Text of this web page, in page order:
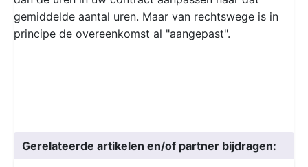
gemiddelde aantal uren. Maar van rechtswege is in
principe de overeenkomst al "aangepast".
Gerelateerde artikelen en/of partner bijdragen: